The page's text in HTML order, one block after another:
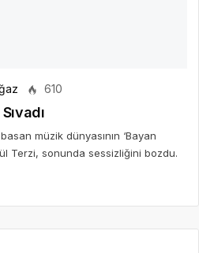
610
müzik dünyasının ‘Bayan
Terzi, sonunda sessizliğini bozdu.